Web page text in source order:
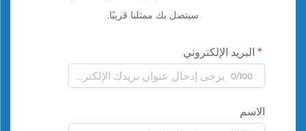
سيتصل بك ممثلنا قريبًا.
البريد الإلكتروني
0/100
الاسم